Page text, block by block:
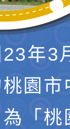
年3
園市
「桃